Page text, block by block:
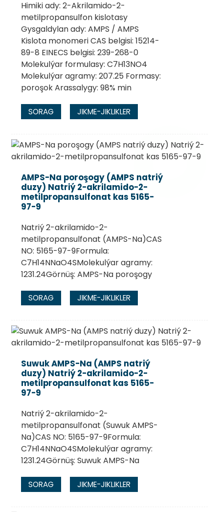
Himiki ady: 2-Akrilamido-2-
metilpropansulfon kislotasy
Gysgaldylan ady: AMPS / AMPS
Kislota monomeri CAS belgisi: 15214-
89-8 EINECS belgisi: 239-268-0
Molekulýar formulasy: C7H13NO4
Molekulýar agramy: 207.25 Formasy:
poroşok Arassalygy: 98% min
SORAG JIKME-JIKLIKLER
AMPS-Na poroşogy (AMPS natriý
duzy) Natriý 2-akrilamido-2-
metilpropansulfonat kas 5165-
97-9
Natriý 2-akrilamido-2-
metilpropansulfonat (AMPS-Na)CAS
NO: 5165-97-9Formula:
C7H14NNaO4SMolekulýar agramy:
1231.24Görnüş: AMPS-Na poroşogy
SORAG JIKME-JIKLIKLER
Suwuk AMPS-Na (AMPS natriý
duzy) Natriý 2-akrilamido-2-
metilpropansulfonat kas 5165-
97-9
Natriý 2-akrilamido-2-
metilpropansulfonat (Suwuk AMPS-
Na)CAS NO: 5165-97-9Formula:
C7H14NNaO4SMolekulýar agramy:
1231.24Görnüş: Suwuk AMPS-Na
SORAG JIKME-JIKLIKLER